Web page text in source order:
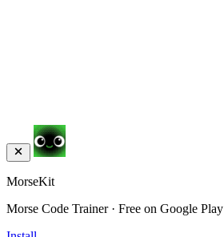
MorseKit
Morse Code Trainer · Free on Google Play